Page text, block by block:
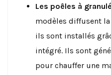
Les poêles à
modèles diffusent
ils sont installés
intégré. Ils sont
pour chauffer une